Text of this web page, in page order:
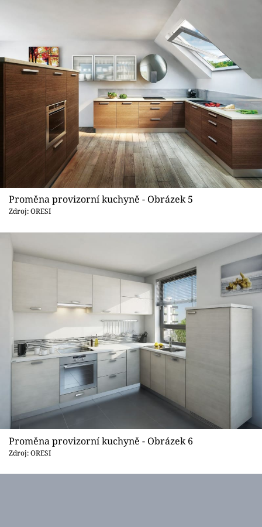
Proměna provizorní kuchyně - Obrázek 5
Zdroj: ORESI
Proměna provizorní kuchyně - Obrázek 6
Zdroj: ORESI